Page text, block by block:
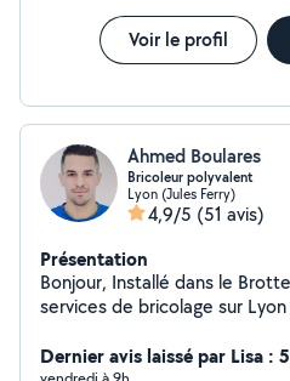
électrique - Installation domotique PETITE PLOMBERIE -
Installation/raccordement
-,Installation/raccordement
Villeurbanne et alentours
Voir le profil
Ahmed Boulares
Bricoleur polyvalent
Lyon (Jules Ferry)
4,9/5 (51 avis)
Présentation
Bonjour, Installé dans le
services de bricolage sur Lyon et
travaux avec du matériel
Dernier avis laissé par Lisa :